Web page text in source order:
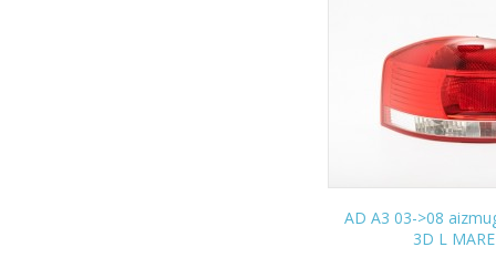
AD A3 03->08
3D L